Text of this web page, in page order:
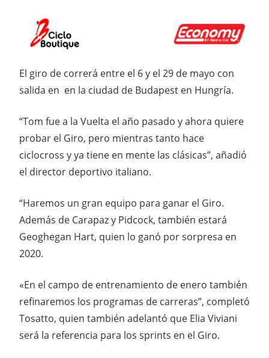
El giro de correrá entre el 6 y el 29 de mayo con
salida en en la ciudad de Budapest en Hungría.
“Tom fue a la Vuelta el año pasado y ahora quiere
probar el Giro, pero mientras tanto hace
ciclocross y ya tiene en mente las clásicas”, añadió
el director deportivo italiano.
“Haremos un gran equipo para ganar el Giro.
Además de Carapaz y Pidcock, también estará
Geoghegan Hart, quien lo ganó por sorpresa en
2020.
«En el campo de entrenamiento de enero también
refinaremos los programas de carreras”, completó
Tosatto, quien también adelantó que Elia Viviani
será la referencia para los sprints en el Giro.